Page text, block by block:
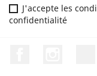
J'accepte les
confidentialité